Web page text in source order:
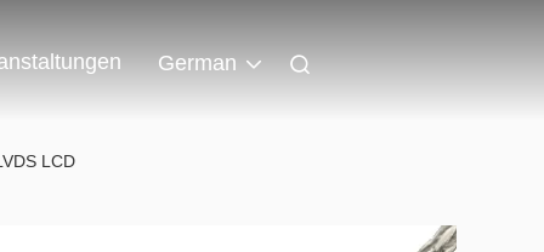
German
LCD